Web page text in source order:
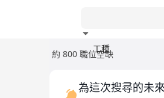
工種
約 800 職位空缺
為這次搜尋的未